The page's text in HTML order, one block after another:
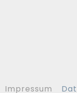
Impressum